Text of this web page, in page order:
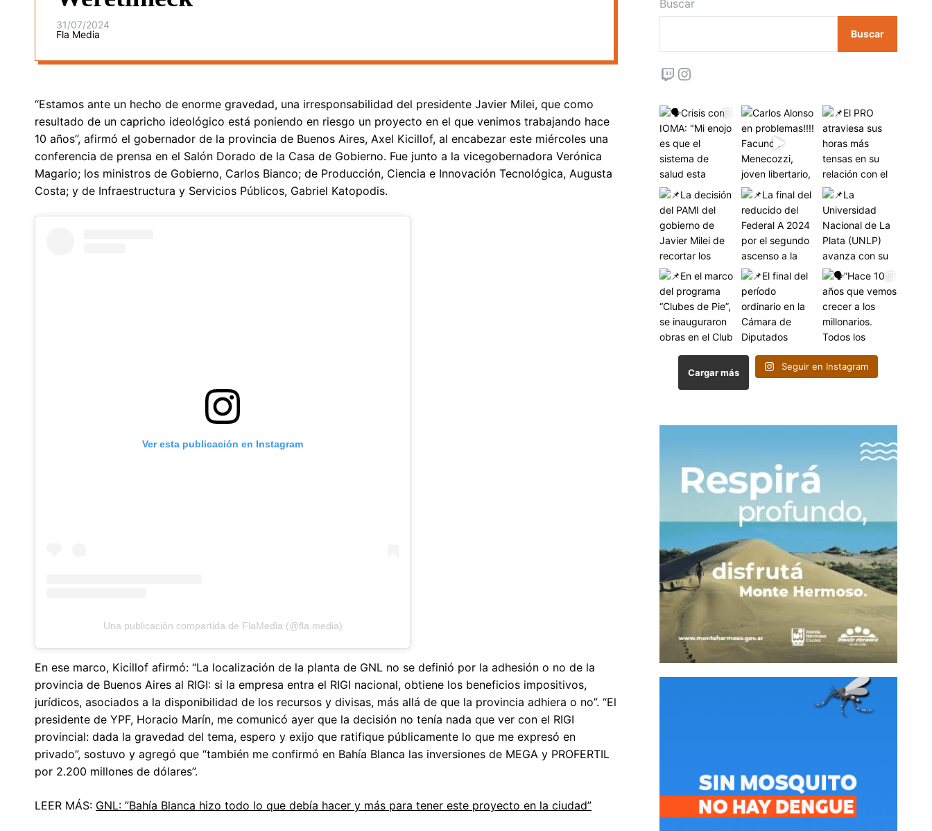
31/07/2024
Fla Media
“Estamos ante un hecho de enorme gravedad, una irresponsabilidad del presidente Javier Milei, que como
resultado de un capricho ideológico está poniendo en riesgo un proyecto en el que venimos trabajando hace
10 años”, afirmó el gobernador de la provincia de Buenos Aires, Axel Kicillof, al encabezar este miércoles una
conferencia de prensa en el Salón Dorado de la Casa de Gobierno. Fue junto a la vicegobernadora Verónica
Magario; los ministros de Gobierno, Carlos Bianco; de Producción, Ciencia e Innovación Tecnológica, Augusta
Costa; y de Infraestructura y Servicios Públicos, Gabriel Katopodis.
Ver esta publicación en Instagram
Una publicación compartida de FlaMedia (@fla.media)
En ese marco, Kicillof afirmó: “La localización de la planta de GNL no se definió por la adhesión o no de la
provincia de Buenos Aires al RIGI: si la empresa entra el RIGI nacional, obtiene los beneficios impositivos,
jurídicos, asociados a la disponibilidad de los recursos y divisas, más allá de que la provincia adhiera o no”. “El
presidente de YPF, Horacio Marín, me comunicó ayer que la decisión no tenía nada que ver con el RIGI
provincial: dada la gravedad del tema, espero y exijo que ratifique públicamente lo que me expresó en
privado”, sostuvo y agregó que “también me confirmó en Bahía Blanca las inversiones de MEGA y PROFERTIL
por 2.200 millones de dólares”.
LEER MÁS: GNL: ”Bahía Blanca hizo todo lo que debía hacer y más para tener este proyecto en la ciudad”
Buscar
Buscar
Twitch
Cargar más
Seguir en Instagram